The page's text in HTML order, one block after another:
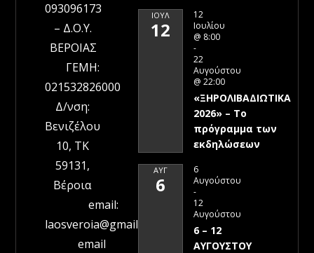
093096173
– Δ.Ο.Υ.
ΒΕΡΟΙΑΣ
ΓΕΜΗ:
021532826000
Δ/νση:
Βενιζέλου
10, ΤΚ
59131,
Βέροια
email:
laosveroia@gmail.com
email
ΙΟΎΛ
12
12
Ιουλίου
@ 8:00
-
22
Αυγούστου
@ 22:00
«ΞΗΡΟΛΙΒΑΔΙΩΤΙΚΑ
2026» – To
πρόγραμμα των
εκδηλώσεων
ΑΥΓ
6
6
Αυγούστου
-
12
Αυγούστου
6 – 12
ΑΥΓΟΥΣΤΟΥ